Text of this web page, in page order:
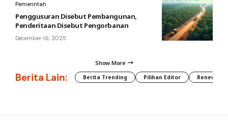
Pemerintah
Penggusuran Disebut Pembangunan,
Penderitaan Disebut Pengorbanan
December 16, 2025
Show More
Berita Lain: Berita Trending Pilihan Editor